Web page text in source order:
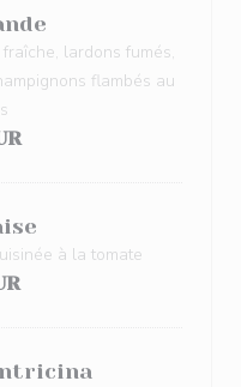
lardons fumés,
flambés au
à la tomate